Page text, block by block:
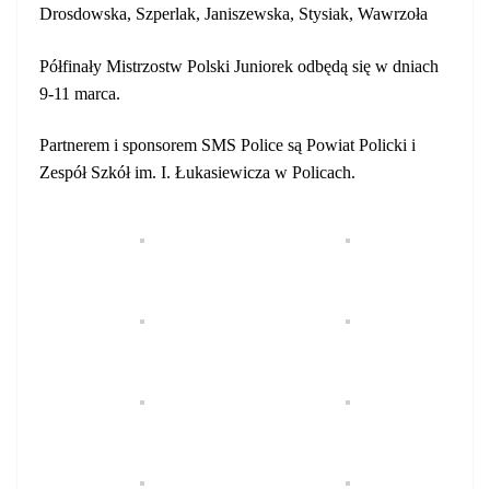
Drosdowska, Szperlak, Janiszewska, Stysiak, Wawrzoła
Półfinały Mistrzostw Polski Juniorek odbędą się w dniach
9-11 marca.
Partnerem i sponsorem SMS Police są Powiat Policki i
Zespół Szkół im. I. Łukasiewicza w Policach.